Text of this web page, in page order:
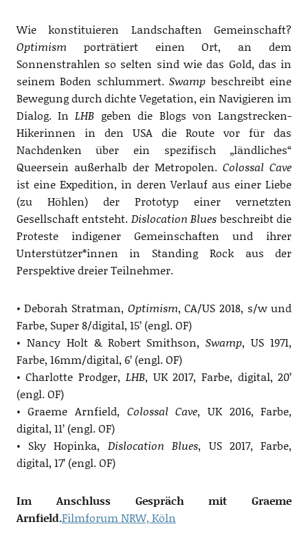
Wie konstituieren Landschaften Gemeinschaft?
Optimism porträtiert einen Ort, an dem
Sonnenstrahlen so selten sind wie das Gold, das in
seinem Boden schlummert.Swamp beschreibt eine
Bewegung durch dichte Vegetation, ein Navigieren im
Dialog. InLHB geben die Blogs von Langstrecken-
Hikerinnen in den USA die Route vor für das
Nachdenken über ein spezifisch „ländliches“
Queersein außerhalb der Metropolen.Colossal Cave
ist eine Expedition, in deren Verlauf aus einer Liebe
(zu Höhlen) der Prototyp einer vernetzten
Gesellschaft entsteht. Dislocation Blues beschreibt die
Proteste indigener Gemeinschaften und ihrer
Unterstützer*innen in Standing Rock aus der
Perspektive dreier Teilnehmer.
• Deborah Stratman, Optimism, CA/US 2018, s/w und
Farbe, Super 8/digital, 15’ (engl. OF)
• Nancy Holt & Robert Smithson,Swamp, US 1971,
Farbe, 16mm/digital, 6’ (engl. OF)
• Charlotte Prodger, LHB, UK 2017, Farbe, digital, 20’
(engl. OF)
• Graeme Arnfield, Colossal Cave, UK 2016, Farbe,
digital, 11’ (engl. OF)
• Sky Hopinka, Dislocation Blues, US 2017, Farbe,
digital, 17’ (engl. OF)
Im Anschluss Gespräch mit Graeme
Arnfield.Filmforum NRW, Köln